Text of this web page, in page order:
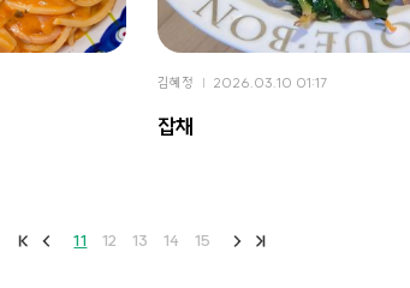
김혜정 2026.03.10 01:17
잡채
11 12 13 14 15